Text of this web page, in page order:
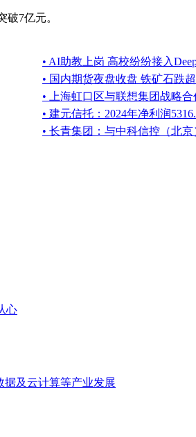
7亿元。
• AI助教上岗 高校纷纷接入
• 国内期货夜盘收盘 铁矿石跌
• 上海虹口区与联想集团战略
• 建元信托：2024年净利润
• 长青集团：与中科信控（北
心
据及云计算等产业发展